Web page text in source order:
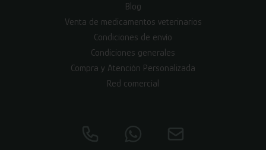
Blog
Venta de medicamentos veterinarios
Condiciones de envío
Condiciones generales
Compra y Atención Personalizada
Red comercial